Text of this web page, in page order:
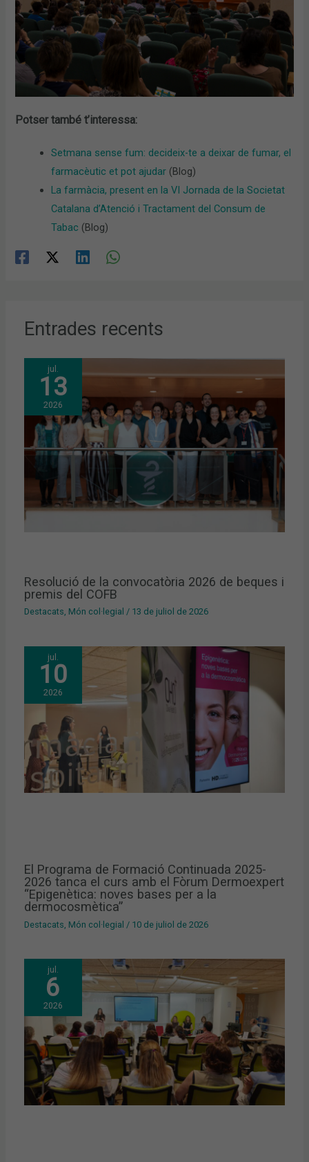
Potser també t’interessa:
Setmana sense fum: decideix-te a deixar de fumar, el
farmacèutic et pot ajudar (Blog)
La farmàcia, present en la VI Jornada de la Societat
Catalana d’Atenció i Tractament del Consum de
Tabac (Blog)
Entrades recents
jul.
13
2026
Resolució de la convocatòria 2026 de beques i
premis del COFB
Destacats Món col·legial / 13 de juliol de 2026
jul.
10
2026
El Programa de Formació Continuada 2025-
2026 tanca el curs amb el Fòrum Dermoexpert
“Epigenètica: noves bases per a la
dermocosmètica”
Destacats Món col·legial / 10 de juliol de 2026
jul.
6
2026